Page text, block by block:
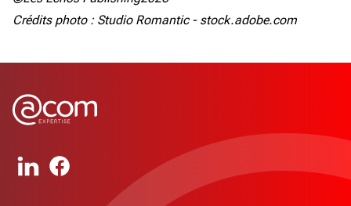
Crédits photo : Studio Romantic - stock.adobe.com